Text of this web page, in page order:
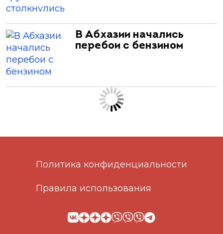
В Абхазии начались
перебои с бензином
Политика конфиденциальности
Правила использования